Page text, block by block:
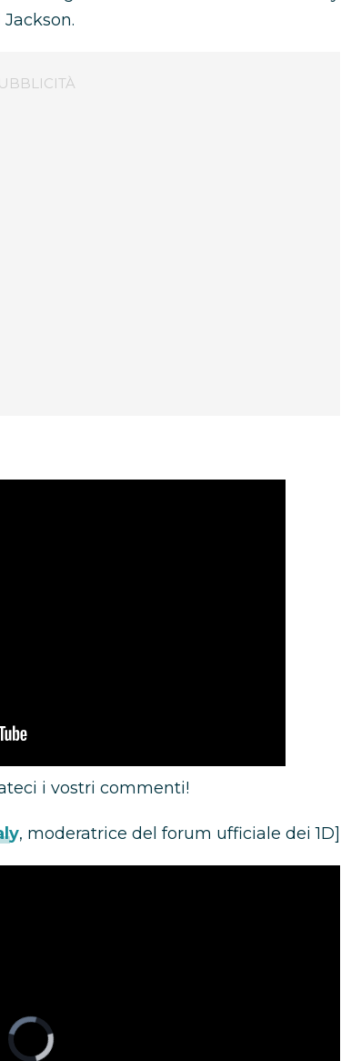
i vostri commenti!
, moderatrice del forum ufficiale dei 1D]
Video
Player
is
loading.